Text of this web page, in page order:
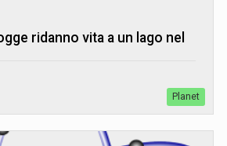
ridanno vita a un lago nel
Planet